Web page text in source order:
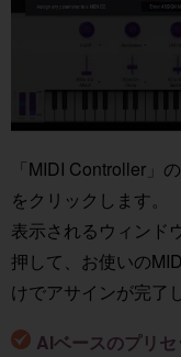
「MIDI Controller」
をクリックします。
表示されるウィンド
押して、お使いの
けでアサインが完了
AIベースのプリ